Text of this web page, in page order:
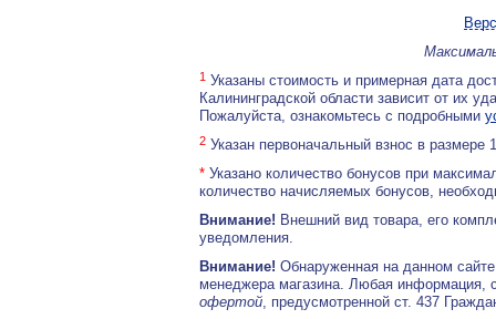
1 Указаны стоимость и примерная дата
Калининградской области зависит от их
Пожалуйста, ознакомьтесь с подробными
2 Указан первоначальный взнос в
* Указано количество бонусов при
количество начисляемых бонусов,
Внимание! Внешний вид товара, его
уведомления.
Внимание! Обнаруженная на данном
менеджера магазина. Любая информация,
офертой, предусмотренной ст. 437